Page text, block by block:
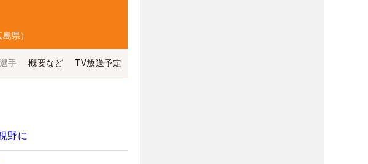
県）
手 概要など TV放送予定
野に